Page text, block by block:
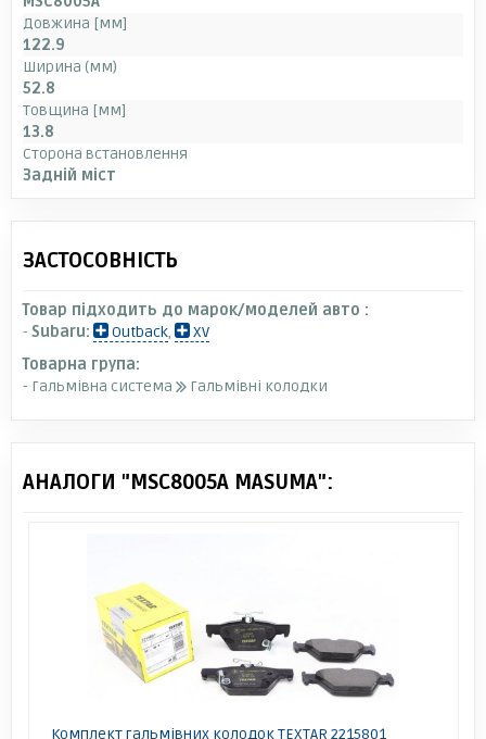
Довжина [мм]
122.9
Ширина (мм)
52.8
Товщина [мм]
13.8
Сторона встановлення
Задній міст
ЗАСТОСОВНІСТЬ
Товар підходить до марок/моделей авто :
- Subaru: Outback,
XV
Товарна група:
- Гальмівна система
Гальмівні колодки
АНАЛОГИ "MSC8005A MASUMA":
Комплект гальмівних колодок TEXTAR 2215801